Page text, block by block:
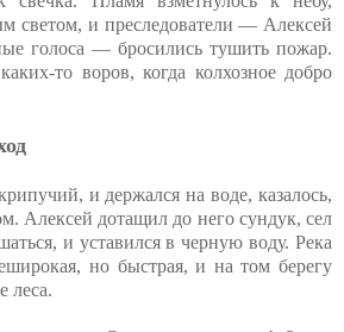
светом, и преследователи — Алексей
голоса — бросились тушить пожар.
то воров, когда колхозное добро
и держался на воде, казалось,
Алексей дотащил до него сундук, сел
и уставился в черную воду. Река
но быстрая, и на том берегу
леса.